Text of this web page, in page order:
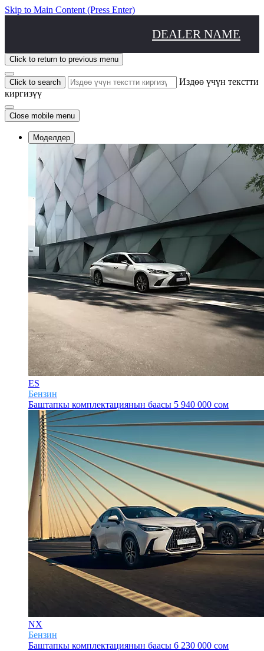
Skip to Main Content (Press Enter)
DEALER NAME
Click to return to previous menu
Click to search
Издөө үчүн текстти
киргизүү
Close mobile menu
Моделдер
ES
Бензин
Баштапкы комплектациянын баасы 5 940 000 сом
NX
Бензин
Баштапкы комплектациянын баасы 6 230 000 сом